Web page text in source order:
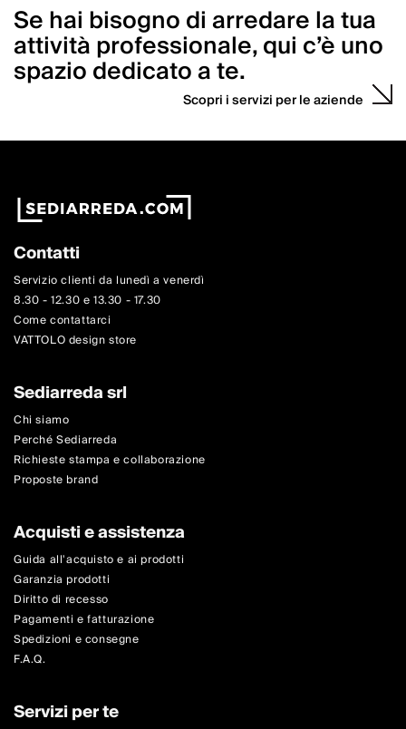
Se hai bisogno di arredare la tua
attività professionale, qui c’è uno
spazio dedicato a te.
Scopri i servizi per le aziende
Contatti
Servizio clienti da lunedì a venerdì
8.30 - 12.30 e 13.30 - 17.30
Come contattarci
VATTOLO design store
Sediarreda srl
Chi siamo
Perché Sediarreda
Richieste stampa e collaborazione
Proposte brand
Acquisti e assistenza
Guida all'acquisto e ai prodotti
Garanzia prodotti
Diritto di recesso
Pagamenti e fatturazione
Spedizioni e consegne
F.A.Q.
Servizi per te